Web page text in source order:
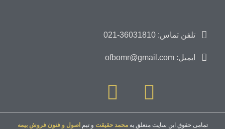
تلفن تماس: 36031810-021
ایمیل: ofbomr@gmail.com
تمامی حقوق این سایت متعلق بهمحمد حقیقت و تیماصول و فنون فروش بیمه